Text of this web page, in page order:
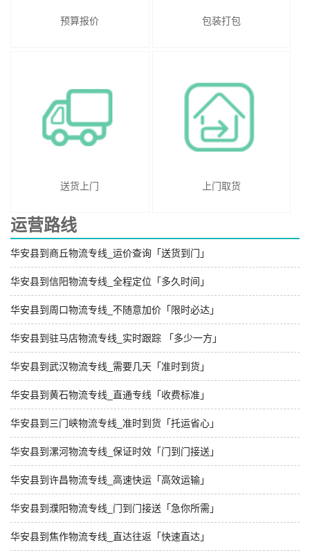
预算报价 包装打包
送货上门 上门取货
运营路线
华安县到商丘物流专线_运价查询「送货到门」
华安县到信阳物流专线_全程定位「多久时间」
华安县到周口物流专线_不随意加价「限时必达」
华安县到驻马店物流专线_实时跟踪 「多少一方」
华安县到武汉物流专线_需要几天「准时到货」
华安县到黄石物流专线_直通专线「收费标准」
华安县到三门峡物流专线_准时到货「托运省心」
华安县到漯河物流专线_保证时效「门到门接送」
华安县到许昌物流专线_高速快运「高效运输」
华安县到濮阳物流专线_门到门接送「急你所需」
华安县到焦作物流专线_直达往返「快速直达」